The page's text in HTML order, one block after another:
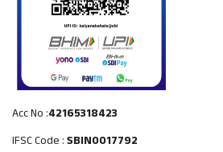
Acc No :42165318423
IFSC Code :SBIN0017792